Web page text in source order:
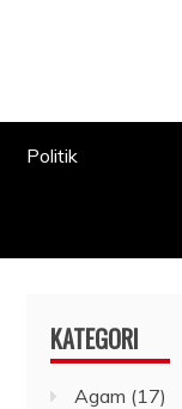
Politik
KATEGORI
Agam (17)